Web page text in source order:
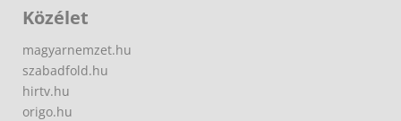
Közélet
magyarnemzet.hu
szabadfold.hu
hirtv.hu
origo.hu